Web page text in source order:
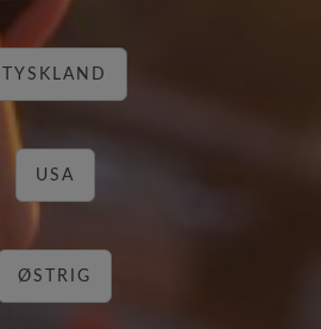
TYSKLAND
USA
ØSTRIG